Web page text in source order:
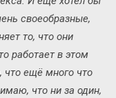
своеобразные,
то, что они
работает в этом
что ещё много что
что ни за один,